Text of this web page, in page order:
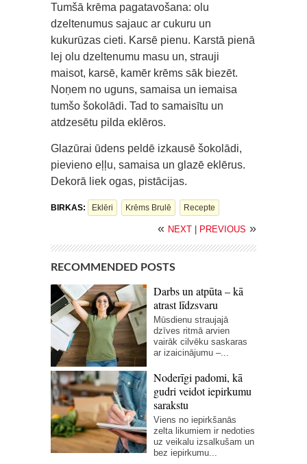
Tumšā krēma pagatavošana: olu
dzeltenumus sajauc ar cukuru un
kukurūzas cieti. Karsē pienu. Karstā pienā
lej olu dzeltenumu masu un, strauji
maisot, karsē, kamēr krēms sāk biezēt.
Noņem no uguns, samaisa un iemaisa
tumšo šokolādi. Tad to samaisītu un
atdzesētu pilda eklēros.
Glazūrai ūdens peldē izkausē šokolādi,
pievieno eļļu, samaisa un glazē eklērus.
Dekorā liek ogas, pistācijas.
BIRKAS: Eklēri Krēms Brulē Recepte
« NEXT | PREVIOUS »
RECOMMENDED POSTS
Darbs un atpūta – kā
atrast līdzsvaru
Mūsdienu straujajā
dzīves ritmā arvien
vairāk cilvēku saskaras
ar izaicinājumu –...
Noderīgi padomi, kā
gudri veidot iepirkumu
sarakstu
Viens no iepirkšanās
zelta likumiem ir nedoties
uz veikalu izsalkušam un
bez iepirkumu...